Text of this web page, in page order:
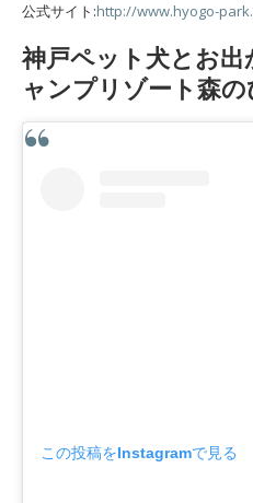
公式サイト:http://www.hyogo-
神戸ペット犬とお
ャンプリゾート森の
この投稿をInstagramで見る